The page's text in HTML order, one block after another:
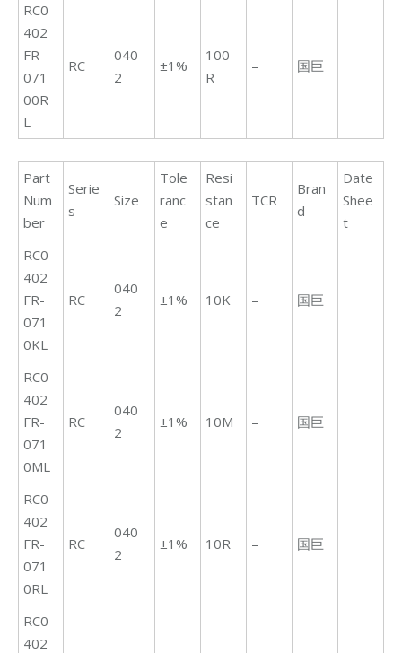
RC0
402
FR-
071
00R
L
RC
040
2
±1%
100
R
– 国巨
Part
Num
ber
Serie
s
Size
Tole
ranc
e
Resi
stan
ce
TCR
Bran
d
Date
Shee
t
RC0
402
FR-
071
0KL
RC
040
2
±1% 10K – 国巨
RC0
402
FR-
071
0ML
RC
040
2
±1% 10M – 国巨
RC0
402
FR-
071
0RL
RC
040
2
±1% 10R – 国巨
RC0
402